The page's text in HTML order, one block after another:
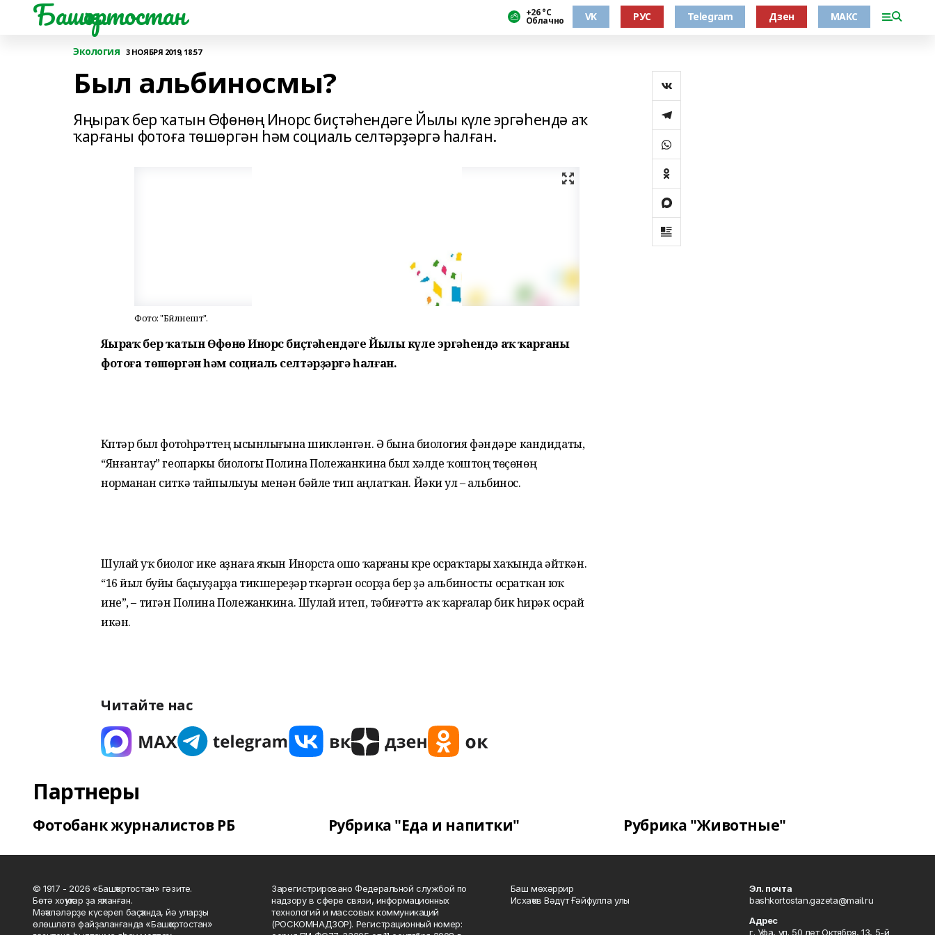
Башҡортостан +26 °С
Облачно VK РУС Telegram Дзен МАКС
Экология 3 НОЯБРЯ 2019, 18:57
Был альбиносмы?
Яңыраҡ бер ҡатын Өфөнөң Инорс биҫтәһендәге Йылы күле эргәһендә аҡ
ҡарғаны фотоға төшөргән һәм социаль селтәрҙәргә һалған.
Фото: "Бәйләнештә".
Яңыраҡ бер ҡатын Өфөнөң Инорс биҫтәһендәге Йылы күле эргәһендә аҡ ҡарғаны
фотоға төшөргән һәм социаль селтәрҙәргә һалған.
Күптәр был фотоһүрәттең ысынлығына шикләнгән. Ә бына биология фәндәре кандидаты,
“Янғантау” геопаркы биологы Полина Полежанкина был хәлде ҡоштоң төҫөнөң
норманан ситкә тайпылыуы менән бәйле тип аңлатҡан. Йәки ул – альбинос.
Шулай уҡ биолог ике аҙнаға яҡын Инорста ошо ҡарғаны күреү осраҡтары хаҡында әйткән.
“16 йыл буйы баҫыуҙарҙа тикшереүҙәр үткәргән осорҙа бер ҙә альбиносты осратҡан юҡ
ине”, – тигән Полина Полежанкина. Шулай итеп, тәбиғәттә аҡ ҡарғалар бик һирәк осрай
икән.
Читайте нас
Партнеры
Фотобанк журналистов РБ Рубрика "Еда и напитки" Рубрика "Животные"
© 1917 - 2026 «Башҡортостан» гәзите.
Бөтә хоҡуҡтар ҙа яҡланған.
Мәҡәләләрҙе күсереп баҫҡанда, йә уларҙы
өлөшләтә файҙаланғанда «Башҡортостан»
Зарегистрировано Федеральной службой по
надзору в сфере связи, информационных
технологий и массовых коммуникаций
(РОСКОМНАДЗОР). Регистрационный номер:
Баш мөхәррир
Исхаҡов Вәдүт Ғәйфулла улы
Эл. почта
bashkortostan.gazeta@mail.ru
Адрес
г. Уфа, ул. 50 лет Октября, 13, 5-й